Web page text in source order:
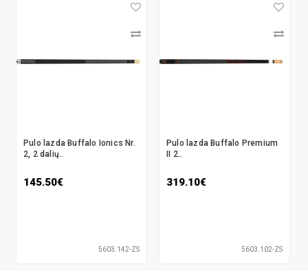
Pulo lazda Buffalo Ionics Nr.
2, 2 dalių..
145.50€
5603.142-ZS
Pulo lazda Buffalo Premium
II 2..
319.10€
5603.102-ZS